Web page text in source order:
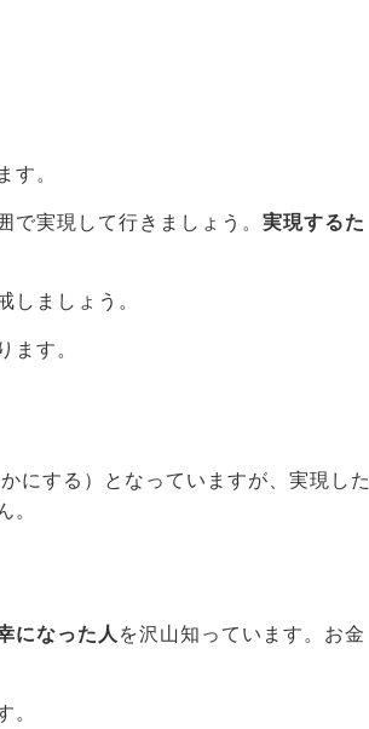
す。
で実現して行きましょう。 実現するた
しましょう。
ます。
にする）となっていますが、実現した
。
になった人 を沢山知っています。お金
。